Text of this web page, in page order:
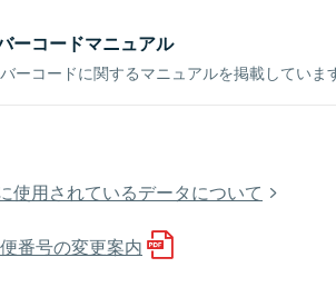
ーコードマニュアル
ーコードに関するマニュアルを掲載していま
使用されているデータについて
番号の変更案内